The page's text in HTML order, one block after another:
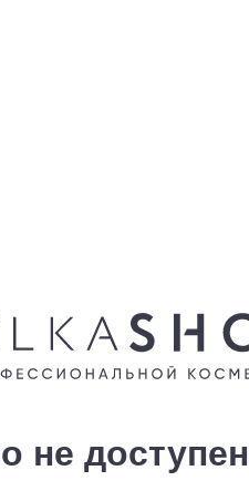
не